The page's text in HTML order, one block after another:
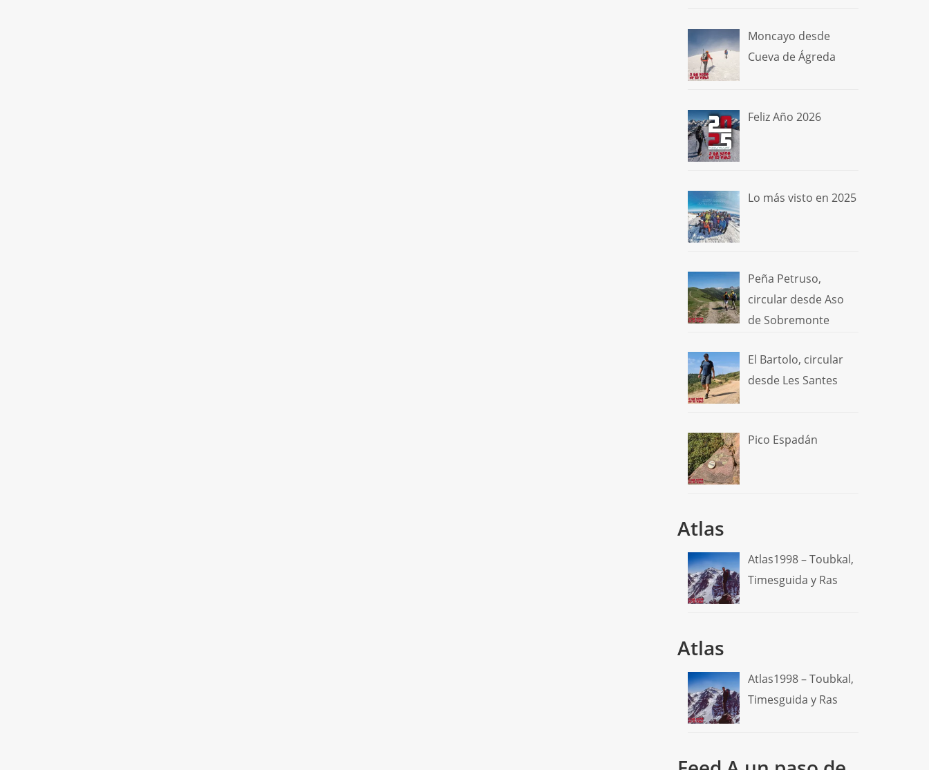
Moncayo desde
Cueva de Ágreda
Feliz Año 2026
Lo más visto en 2025
Peña Petruso,
circular desde Aso
de Sobremonte
El Bartolo, circular
desde Les Santes
Pico Espadán
Atlas
Atlas1998 – Toubkal,
Timesguida y Ras
Atlas
Atlas1998 – Toubkal,
Timesguida y Ras